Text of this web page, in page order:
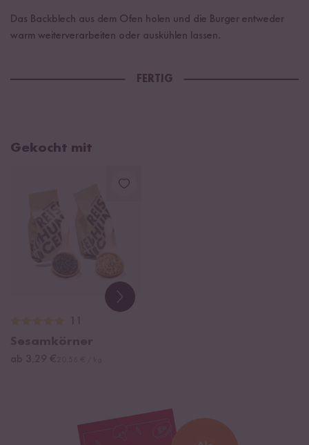
Das Backblech aus dem Ofen holen und die Burger entweder
warm weiterverarbeiten oder auskühlen lassen.
FERTIG
Gekocht mit